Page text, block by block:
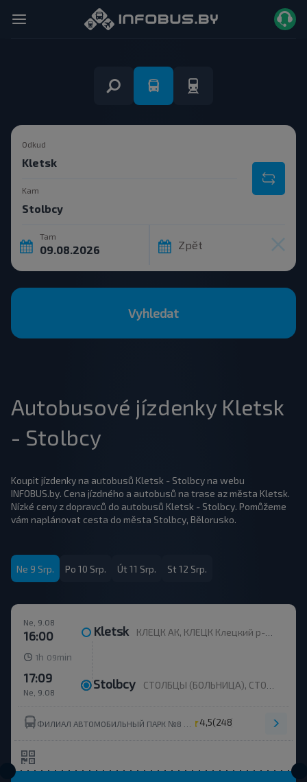
Odkud
Kam
Tam
Zpět
Vyhledat
Autobusové jízdenky Kletsk
- Stolbcy
Koupit jízdenky na autobusů Kletsk - Stolbcy na webu
INFOBUS.by. Cena jízdného a autobusů na trase az města Kletsk.
Nízké ceny z dopravců do autobusů Kletsk - Stolbcy. Pomůžeme
vám naplánovat cesta do města Stolbcy, Bělorusko.
Ne 9 Srp. Po 10 Srp. Út 11 Srp. St 12 Srp.
Ne, 9.08
16:00 Kletsk КЛЕЦК АК, КЛЕЦК Клецкий р-н МИНСКАЯ ОБЛ. Беларусь
1h 09 min
Ne, 9.08
17:09 Stolbcy СТОЛБЦЫ (БОЛЬНИЦА), СТОЛБЦЫ Столбцовский р-н МИНСКАЯ ОБЛ. Беларусь
4,5(248)